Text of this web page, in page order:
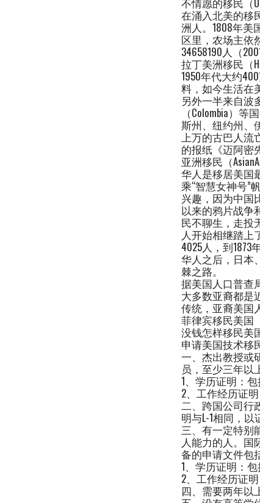
在涌入北美的移
洲人。1808年美
区里，农场主依
34658190人（
拉丁美洲移民（
1950年代大约
料，如今生活在
另外一半来自波
（Colombia）
斯州、纽约州、
上万的古巴人
的报纸《迈阿密
亚洲移民（
华人是移居美国
乘“智慧女神号”
兴趣，因为中国
以来的鸦片战争
民不聊生，走投
人开始相继踏上
4025人，到1873
华人之后，日本
棘之路。
据美国人口普查
大多数亚裔都是
传统，亚裔美国
菲律宾移民美国
没钱怎样移民美
申请美国技术移
一、杰出教授或
员，至少三年以
1、学历证明：
2、工作经历证
二、跨国公司行
明与L-1相同，以
三、有一定特别
人能力的人。
备的申请文件包
1、学历证明：
2、工作经历证
四、需要两年以